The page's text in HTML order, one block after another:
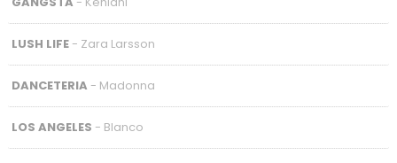
LUSH LIFE- Zara Larsson
DANCETERIA - Madonna
LOS ANGELES - Blanco